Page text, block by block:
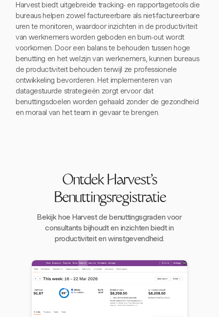
Harvest biedt uitgebreide tracking- en rapportagetools die
bureaus helpen zowel factureerbare als niet-factureerbare
uren te monitoren, waardoor inzichten in de productiviteit
van werknemers worden geboden en burn-out wordt
voorkomen. Door een balans te behouden tussen hoge
benutting en het welzijn van werknemers, kunnen bureaus
de productiviteit behouden terwijl ze professionele
ontwikkeling bevorderen. Het implementeren van
datagestuurde strategieën zorgt ervoor dat
benuttingsdoelen worden gehaald zonder de gezondheid
en moraal van het team in gevaar te brengen.
Ontdek Harvest's
Benuttingsregistratie
Bekijk hoe Harvest de benuttingsgraden voor
consultants bijhoudt en inzichten biedt in
productiviteit en winstgevendheid.